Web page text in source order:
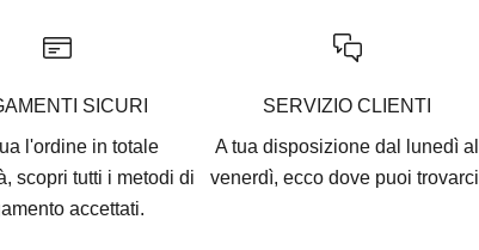
SICURI
l'ordine in totale
scopri tutti i metodi di
accettati.
SERVIZIO CLIENTI
A tua disposizione dal lunedì al
venerdì, eccodove puoi trovarci